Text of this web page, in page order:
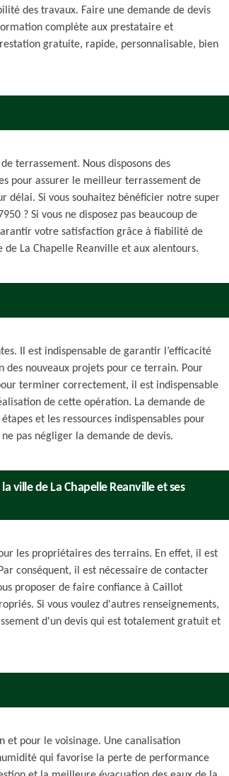
des travaux. Faire une demande de devis
complète aux prestataire et
gratuite, rapide, personnalisable, bien
terrassement. Nous disposons des
pour assurer le meilleur terrassement de
Si vous souhaitez bénéficier notre super
? Si vous ne disposez pas beaucoup de
votre satisfaction grâce à fiabilité de
La Chapelle Reanville et aux alentours.
Il est indispensable de garantir l’efficacité
des nouveaux projets pour ce terrain. Pour
terminer correctement, il est indispensable
de cette opération. La demande de
et les ressources indispensables pour
pas négliger la demande de devis.
ville de La Chapelle Reanville et ses
les propriétaires des terrains. En effet, il est
conséquent, il est nécessaire de contacter
proposer de faire confiance à Caillot
Si vous voulez d'autres renseignements,
d'un devis qui est totalement gratuit et
et pour le voisinage. Une canalisation
qui favorise la perte de performance